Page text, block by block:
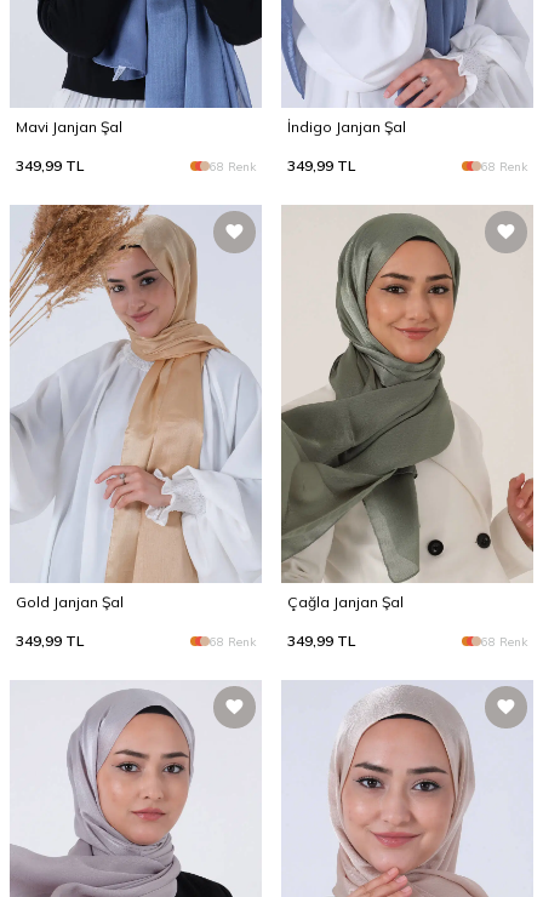
Mavi Janjan Şal
349,99 TL 68 Renk
İndigo Janjan Şal
349,99 TL 68 Renk
Gold Janjan Şal
349,99 TL 68 Renk
Çağla Janjan Şal
349,99 TL 68 Renk